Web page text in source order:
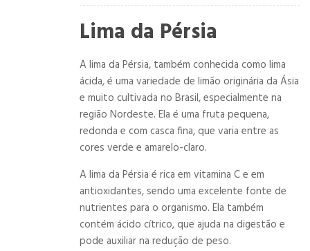
Lima da Pérsia
A lima da Pérsia, também conhecida como lima
ácida, é uma variedade de limão originária da Ásia
e muito cultivada no Brasil, especialmente na
região Nordeste. Ela é uma fruta pequena,
redonda e com casca fina, que varia entre as
cores verde e amarelo-claro.
A lima da Pérsia é rica em vitamina C e em
antioxidantes, sendo uma excelente fonte de
nutrientes para o organismo. Ela também
contém ácido cítrico, que ajuda na digestão e
pode auxiliar na redução de peso.